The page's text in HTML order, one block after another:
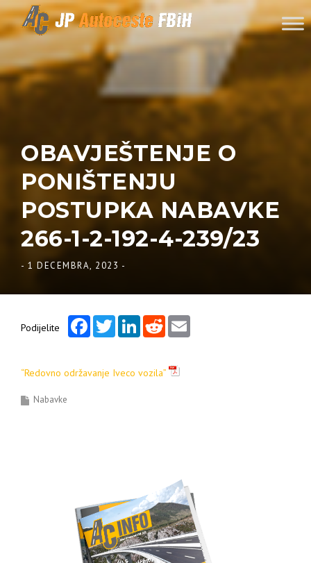
Skip to content
OBAVJEŠTENJE O
PONIŠTENJU
POSTUPKA NABAVKE
266-1-2-192-4-239/23
- 1 DECEMBRA, 2023 -
Podijelite
FacebookTwitterLinkedInReddit
“Redovno održavanje Iveco vozila”
Nabavke